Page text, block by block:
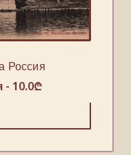
Россия
- 10.0₾